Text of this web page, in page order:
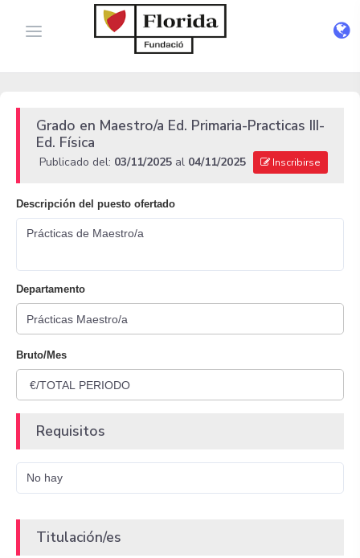
Grado en Maestro/a Ed. Primaria-Practicas III-
Ed. Física
Publicado del: 03/11/2025 al 04/11/2025 Inscribirse
Descripción del puesto ofertado
Prácticas de Maestro/a
Departamento
Bruto/Mes
Requisitos
No hay
Titulación/es